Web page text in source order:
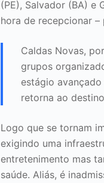
(PE), Salvador (BA) e
hora de recepcionar
Caldas Novas,
grupos
estágio
retorna ao
Logo que se tornam
exigindo uma
entretenimento mas
saúde. Aliás, é